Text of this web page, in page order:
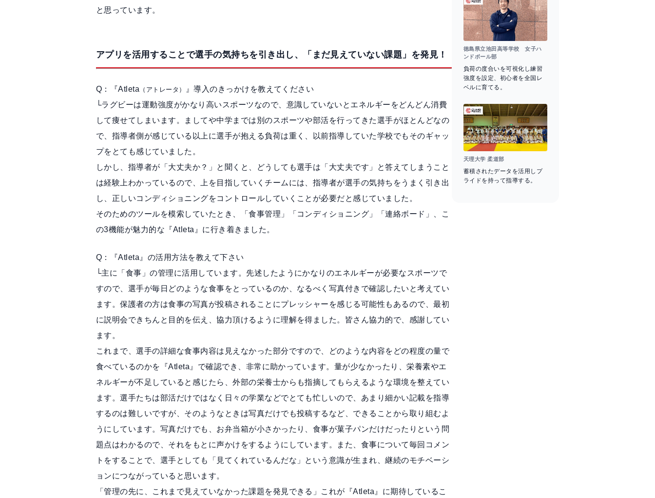
と思っています。
アプリを活用することで選手の気持ちを引き出し、「まだ見えていない課題」を発見！
Q：『Atleta （アトレータ）
』導入のきっかけを教えてください
└ラグビーは運動強度がかなり高いスポーツなので、意識していないとエネルギーをどんどん消費
して痩せてしまいます。ましてや中学までは別のスポーツや部活を行ってきた選手がほとんどなの
で、指導者側が感じている以上に選手が抱える負荷は重く、以前指導していた学校でもそのギャッ
プをとても感じていました。
しかし、指導者が「大丈夫か？」と聞くと、どうしても選手は「大丈夫です」と答えてしまうこと
は経験上わかっているので、上を目指していくチームには、指導者が選手の気持ちをうまく引き出
し、正しいコンディショニングをコントロールしていくことが必要だと感じていました。
そのためのツールを模索していたとき、「食事管理」「コンディショニング」「連絡ボード」、こ
の3機能が魅力的な『Atleta』に行き着きました。
Q：『Atleta』の活用方法を教えて下さい
└主に「食事」の管理に活用しています。先述したようにかなりのエネルギーが必要なスポーツで
すので、選手が毎日どのような食事をとっているのか、なるべく写真付きで確認したいと考えてい
ます。保護者の方は食事の写真が投稿されることにプレッシャーを感じる可能性もあるので、最初
に説明会できちんと目的を伝え、協力頂けるように理解を得ました。皆さん協力的で、感謝してい
ます。
これまで、選手の詳細な食事内容は見えなかった部分ですので、どのような内容をどの程度の量で
食べているのかを『Atleta』で確認でき、非常に助かっています。量が少なかったり、栄養素やエ
ネルギーが不足していると感じたら、外部の栄養士からも指摘してもらえるような環境を整えてい
ます。選手たちは部活だけではなく日々の学業などでとても忙しいので、あまり細かい記載を指導
するのは難しいですが、そのようなときは写真だけでも投稿するなど、できることから取り組むよ
うにしています。写真だけでも、お弁当箱が小さかったり、食事が菓子パンだけだったりという問
題点はわかるので、それをもとに声かけをするようにしています。また、食事について毎回コメン
トをすることで、選手としても「見てくれているんだな」という意識が生まれ、継続のモチベーシ
ョンにつながっていると思います。
「管理の先に、これまで見えていなかった課題を発見できる」これが『Atleta』に期待しているこ
徳島県立池田高等学校 女子ハ
ンドボール部
負荷の度合いを可視化し練習
強度を設定、初心者を全国レ
ベルに育てる。
天理大学 柔道部
蓄積されたデータを活用しプ
ライドを持って指導する。